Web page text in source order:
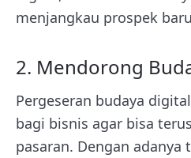
menjangkau prospek
2. Mendorong
Pergeseran budaya
bagi bisnis agar bisa
pasaran. Dengan